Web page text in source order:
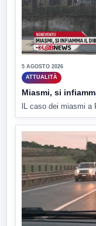
5 AGOSTO 2026
ATTUALITÀ
Miasmi, si
lL caso dei miasmi a